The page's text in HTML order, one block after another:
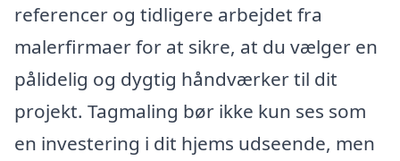
referencer og tidligere arbejdet fra
malerfirmaer for at sikre, at du vælger en
pålidelig og dygtig håndværker til dit
projekt. Tagmaling bør ikke kun ses som
en investering i dit hjems udseende, men